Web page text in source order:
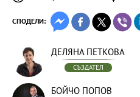
СПОДЕЛИ:
ДЕЛЯНА ПЕТКОВА
СЪЗДАТЕЛ
БОЙЧО ПОПОВ